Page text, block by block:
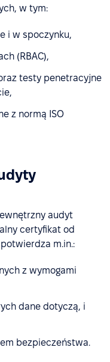
w tym:
i w spoczynku,
(RBAC),
testy penetracyjne
z normą ISO
audyt
certyfikat od
m.in.:
z wymogami
dane dotyczą, i
bezpieczeństwa.